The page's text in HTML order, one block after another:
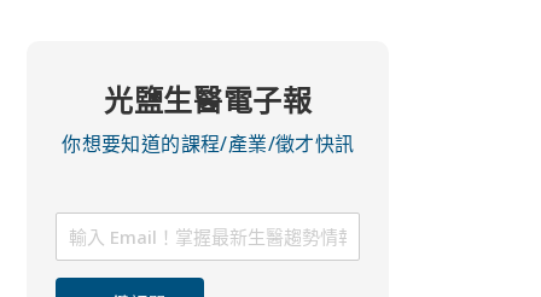
光鹽生醫電子報
你想要知道的課程/產業/徵才快訊